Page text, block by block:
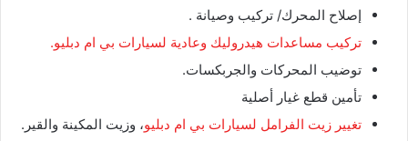
إصلاح المحرك/ تركيب وصيانة .
تركيب مساعدات هيدروليك وعادية لسيارات بي ام دبليو.
توضيب المحركات والجربكسات.
تأمين قطع غيار أصلية
تغيير زيت الفرامل لسيارات بي ام دبليو، وزيت المكينة والقير.